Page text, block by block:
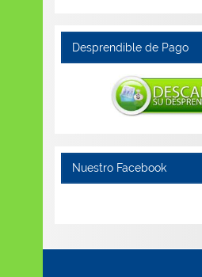
Desprendible de Pago
Nuestro Facebook